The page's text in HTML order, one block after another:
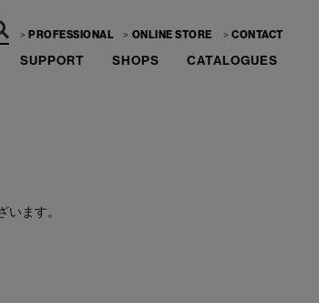
PROFESSIONAL ONLINE STORE CONTACT
SUPPORT SHOPS CATALOGUES
ます。